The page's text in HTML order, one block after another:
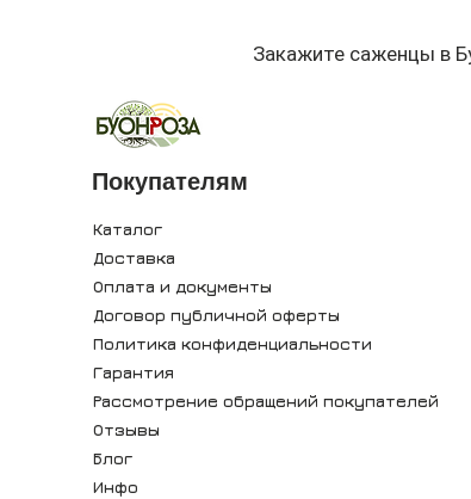
Закажите саженцы в
Покупателям
Каталог
Доставка
Оплата и документы
Договор публичной оферты
Политика конфиденциальности
Гарантия
Рассмотрение обращений покупателей
Отзывы
Блог
Инфо